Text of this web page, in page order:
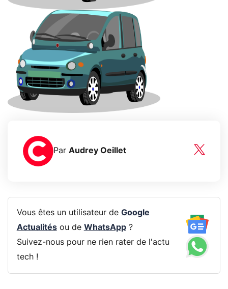
Par Audrey Oeillet
Vous êtes un utilisateur de Google
Actualitésou de WhatsApp?
Suivez-nous pour ne rien rater de l'actu
tech !